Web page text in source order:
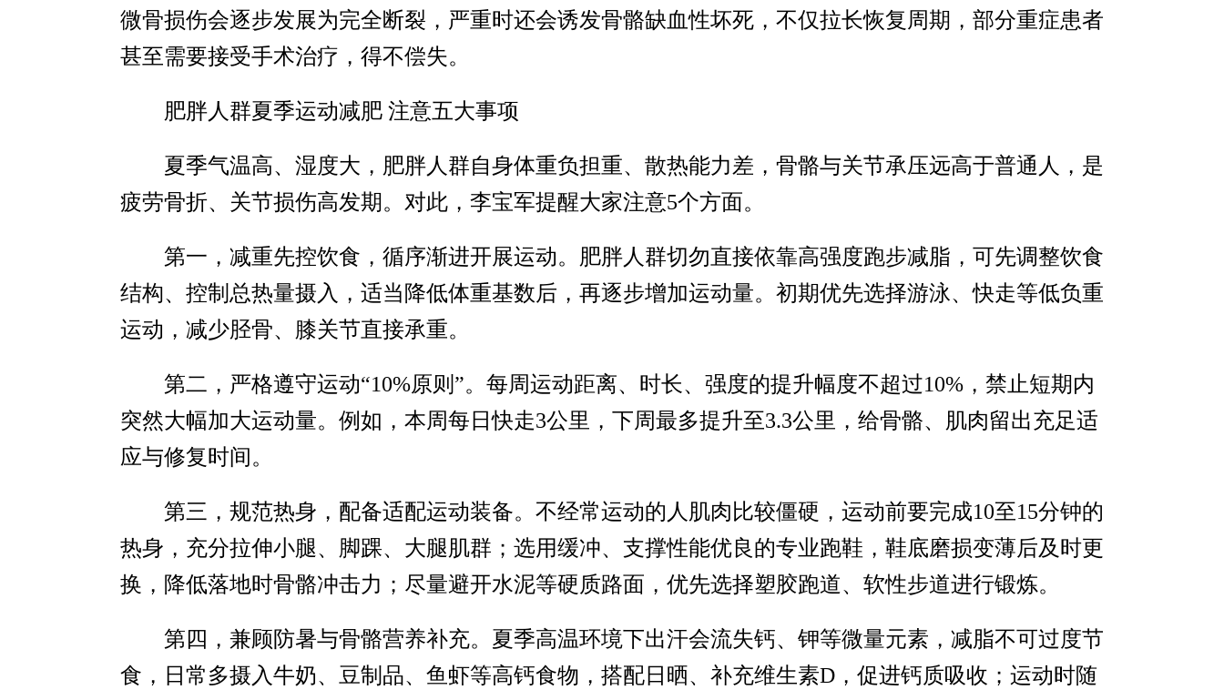
微骨损伤会逐步发展为完全断裂，严重时还会诱发骨骼缺血性坏死，不仅拉长恢复周期，部分重症患者
甚至需要接受手术治疗，得不偿失。
肥胖人群夏季运动减肥 注意五大事项
夏季气温高、湿度大，肥胖人群自身体重负担重、散热能力差，骨骼与关节承压远高于普通人，是
疲劳骨折、关节损伤高发期。对此，李宝军提醒大家注意5个方面。
第一，减重先控饮食，循序渐进开展运动。肥胖人群切勿直接依靠高强度跑步减脂，可先调整饮食
结构、控制总热量摄入，适当降低体重基数后，再逐步增加运动量。初期优先选择游泳、快走等低负重
运动，减少胫骨、膝关节直接承重。
第二，严格遵守运动“10%原则”。每周运动距离、时长、强度的提升幅度不超过10%，禁止短期内
突然大幅加大运动量。例如，本周每日快走3公里，下周最多提升至3.3公里，给骨骼、肌肉留出充足适
应与修复时间。
第三，规范热身，配备适配运动装备。不经常运动的人肌肉比较僵硬，运动前要完成10至15分钟的
热身，充分拉伸小腿、脚踝、大腿肌群；选用缓冲、支撑性能优良的专业跑鞋，鞋底磨损变薄后及时更
换，降低落地时骨骼冲击力；尽量避开水泥等硬质路面，优先选择塑胶跑道、软性步道进行锻炼。
第四，兼顾防暑与骨骼营养补充。夏季高温环境下出汗会流失钙、钾等微量元素，减脂不可过度节
食，日常多摄入牛奶、豆制品、鱼虾等高钙食物，搭配日晒、补充维生素D，促进钙质吸收；运动时随